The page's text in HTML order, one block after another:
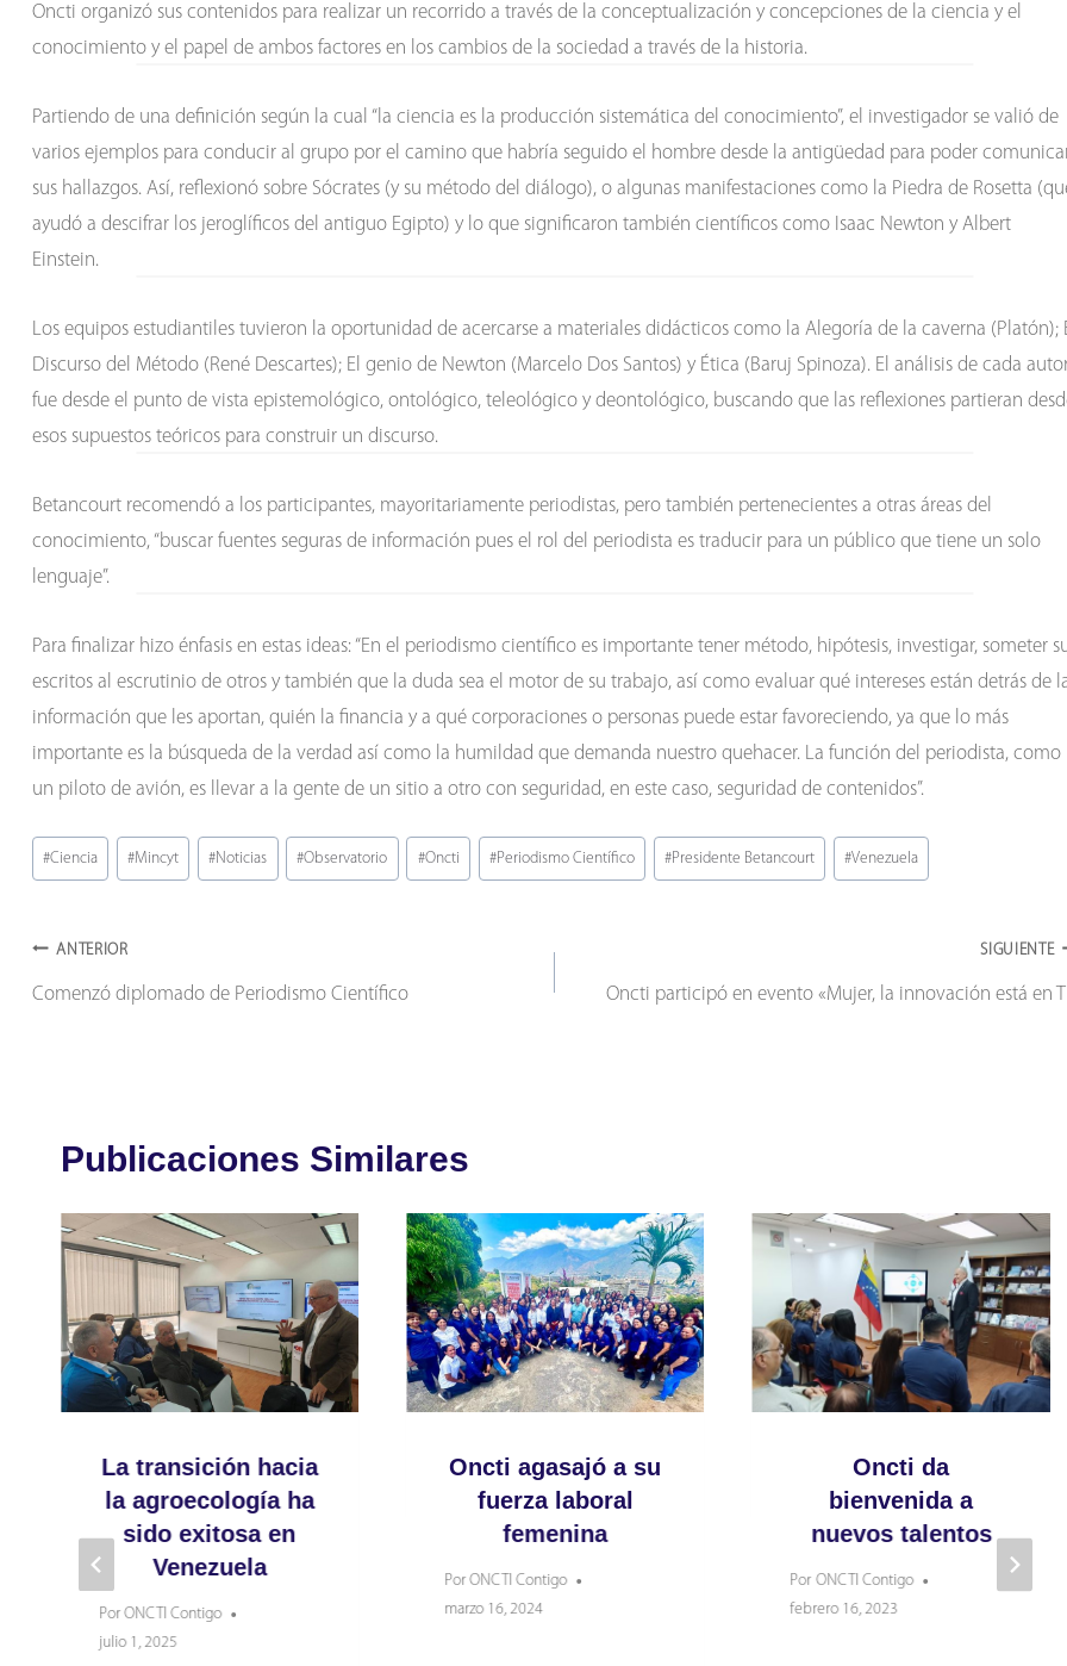
Oncti organizó sus contenidos para realizar un recorrido a través de la conceptualización y concepciones de la ciencia y el
conocimiento y el papel de ambos factores en los cambios de la sociedad a través de la historia.
Partiendo de una definición según la cual “la ciencia es la producción sistemática del conocimiento”, el investigador se valió de
varios ejemplos para conducir al grupo por el camino que habría seguido el hombre desde la antigüedad para poder
sus hallazgos. Así, reflexionó sobre Sócrates (y su método del diálogo), o algunas manifestaciones como la Piedra de Rosetta
ayudó a descifrar los jeroglíficos del antiguo Egipto) y lo que significaron también científicos como Isaac Newton y Albert
Einstein.
Los equipos estudiantiles tuvieron la oportunidad de acercarse a materiales didácticos como la Alegoría de la caverna (Platón);
Discurso del Método (René Descartes); El genio de Newton (Marcelo Dos Santos) y Ética (Baruj Spinoza). El análisis de cada
fue desde el punto de vista epistemológico, ontológico, teleológico y deontológico, buscando que las reflexiones partieran
esos supuestos teóricos para construir un discurso.
Betancourt recomendó a los participantes, mayoritariamente periodistas, pero también pertenecientes a otras áreas del
conocimiento, “buscar fuentes seguras de información pues el rol del periodista es traducir para un público que tiene un solo
lenguaje”.
Para finalizar hizo énfasis en estas ideas: “En el periodismo científico es importante tener método, hipótesis, investigar, someter
escritos al escrutinio de otros y también que la duda sea el motor de su trabajo, así como evaluar qué intereses están detrás de
información que les aportan, quién la financia y a qué corporaciones o personas puede estar favoreciendo, ya que lo más
importante es la búsqueda de la verdad así como la humildad que demanda nuestro quehacer. La función del periodista, como
un piloto de avión, es llevar a la gente de un sitio a otro con seguridad, en este caso, seguridad de contenidos”.
Etiquetas
de
entrada:
#Ciencia #Mincyt #Noticias #Observatorio #Oncti #Periodismo Científico #Presidente Betancourt #Venezuela
Navegación
de
ANTERIOR
Comenzó diplomado de Periodismo Científico
SIGUIENTE
Oncti participó en evento «Mujer, la innovación está en
Publicaciones Similares
La transición hacia
la agroecología ha
sido exitosa en
Venezuela
Por ONCTI Contigo
julio 1, 2025
Oncti agasajó a su
fuerza laboral
femenina
Por ONCTI Contigo
marzo 16, 2024
Oncti da
bienvenida a
nuevos talentos
Por ONCTI Contigo
febrero 16, 2023